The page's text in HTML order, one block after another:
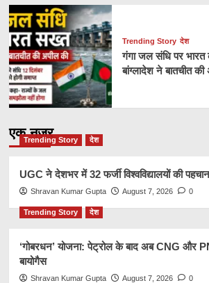
Trending Story देश
गंगा जल संधि पर
बांग्लादेश ने बातचीत
एक नज़र
Trending Story देश
UGC ने देशभर में 32 फर्जी विश्वविद्यालयों की
Shravan Kumar Gupta August 7, 2026 0
Trending Story देश
‘गोबरधन’ योजना: पेट्रोल के बाद अब CNG और
बायोगैस
Shravan Kumar Gupta August 7, 2026 0